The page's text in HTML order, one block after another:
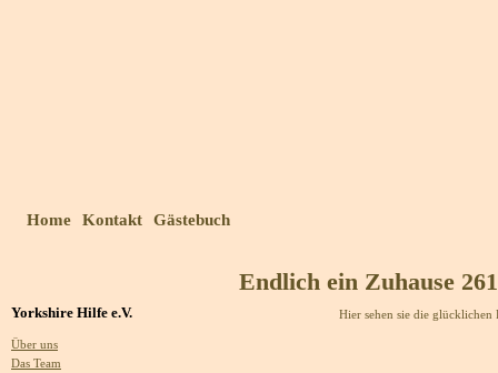
Home Kontakt Gästebuch
Yorkshire Hilfe e.V.
Über uns
Das Team
Endlich ein Zuhause 261
Hier sehen sie die glücklichen